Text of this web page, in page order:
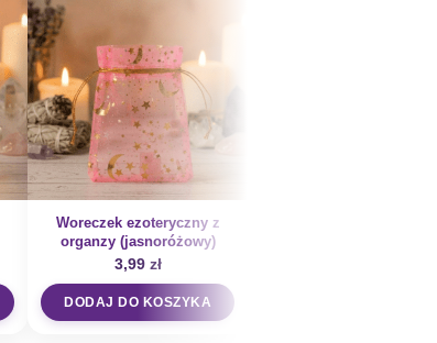
Woreczek ezoteryczny z
organzy (jasnoróżowy)
3,99 zł
DODAJ DO KOSZYKA